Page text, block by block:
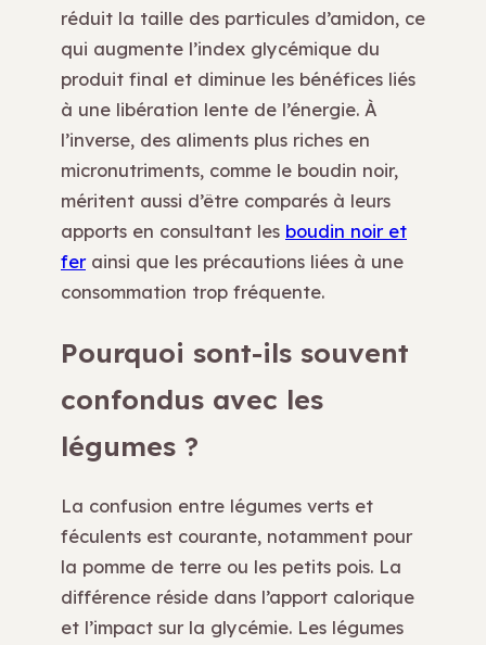
réduit la taille des particules d’amidon, ce
qui augmente l’index glycémique du
produit final et diminue les bénéfices liés
à une libération lente de l’énergie. À
l’inverse, des aliments plus riches en
micronutriments, comme le boudin noir,
méritent aussi d’être comparés à leurs
apports en consultant les boudin noir et
ferainsi que les précautions liées à une
consommation trop fréquente.
Pourquoi sont-ils souvent
confondus avec les
légumes ?
La confusion entre légumes verts et
féculents est courante, notamment pour
la pomme de terre ou les petits pois. La
différence réside dans l’apport calorique
et l’impact sur la glycémie. Les légumes